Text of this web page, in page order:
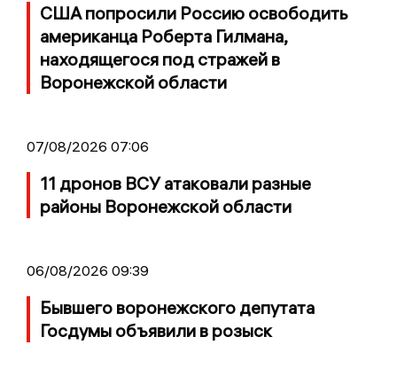
США попросили Россию освободить
американца Роберта Гилмана,
находящегося под стражей в
Воронежской области
07/08/2026 07:06
11 дронов ВСУ атаковали разные
районы Воронежской области
06/08/2026 09:39
Бывшего воронежского депутата
Госдумы объявили в розыск